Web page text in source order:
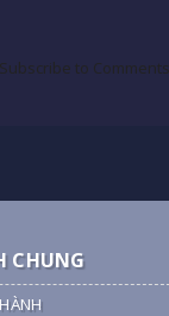
Subscribe to Comments
CHUNG